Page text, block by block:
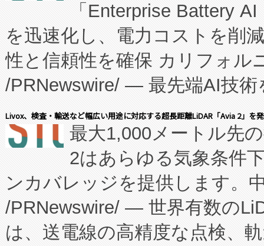
たNeXは、バイオ医薬品製造
従来のフェッドバッチ施設の
に、患者やサプライチェーン
キー方式で拡張性が高く、持
す。FCCM‑を活用した現地生
患者にとっての費用負担を大
のアクセスを大幅に拡大する
Fully-Connected Continuous
プログラムには、施設設計・
に関する技術移転および知的
「Enterprise Battery
を迅速化し、電力コストを削
性と信頼性を確保 カリフォル
/PRNewswire/ — 最先端AI技術
会社エーアイ・アンド：本社
President原信平）と、エンタ
ードするVoltaiqは、日本にあ
ーエネルギー貯蔵システム（
た。 Voltaiq独自のAI搭載プラ
定、統合、導入、運用に至る
Livox、検査・輸送など幅広い用途に対応する超長距離LiDAR「Avia 2」を
最大1,000メートル先
2はあらゆる気象条件
ンカバレッジを提供します。
/PRNewswire/ — 世界有数の
は、送電線の高精度な点検、